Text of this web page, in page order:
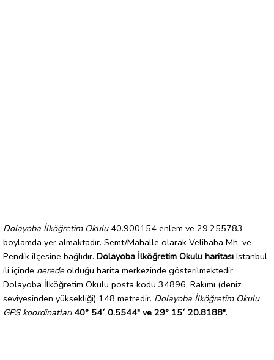
Dolayoba İlköğretim Okulu40.900154 enlem ve 29.255783
boylamda yer almaktadır. Semt/Mahalle olarak Velibaba Mh. ve
Pendik ilçesine bağlıdır. Dolayoba İlköğretim Okulu haritası Istanbul
ili içinde nerede olduğu harita merkezinde gösterilmektedir.
Dolayoba İlköğretim Okulu posta kodu 34896. Rakımı (deniz
seviyesinden yüksekliği) 148 metredir. Dolayoba İlköğretim Okulu
GPS koordinatları 40° 54´ 0.5544" ve 29° 15´ 20.8188".